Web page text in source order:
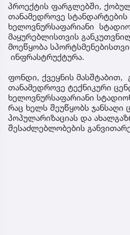
პროექტის ფარგლებში,
თანამედროვე სტანდარტების
ხელოვნურსაფარიანი
მაყურებლისთვის
მოეწყობა
ინფრასტრუქტურა.
ფონდი, ქვეყნის მასშტაბით,
თანამედროვე ტექნიკური
ხელოვნურსაფარიანი
რაც ხელს შეუწყობს ჯანსაღი
პოპულარიზაციას და
შესაძლებლობების